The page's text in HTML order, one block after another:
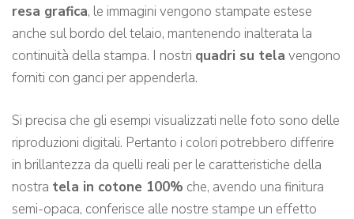
resa grafica, le immagini vengono stampate estese
anche sul bordo del telaio, mantenendo inalterata la
continuità della stampa. I nostri quadri su tela vengono
forniti con ganci per appenderla.
Si precisa che gli esempi visualizzati nelle foto sono delle
riproduzioni digitali. Pertanto i colori potrebbero differire
in brillantezza da quelli reali per le caratteristiche della
nostra tela in cotone 100% che, avendo una finitura
semi-opaca, conferisce alle nostre stampe un effetto